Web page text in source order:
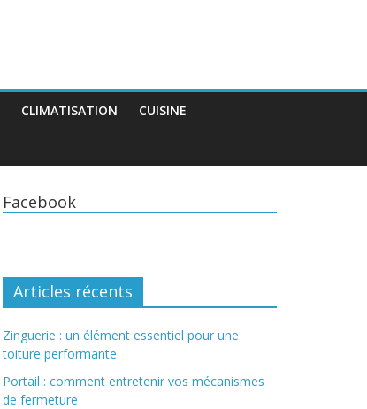
CLIMATISATION CUISINE
Facebook
Articles récents
Zinguerie : un élément essentiel pour une
toiture performante
Portail : comment entretenir vos mécanismes
de fermeture